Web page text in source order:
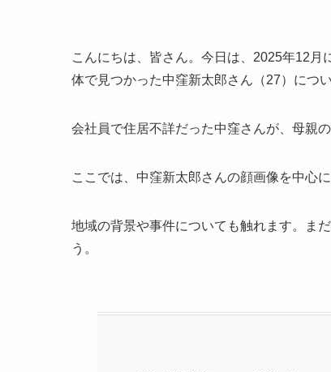
こんにちは、皆さん。今日は、2025年12
体で見つかった中窪新太郎さん（27）につ
会社員で住居不詳だった中窪さんが、母親
ここでは、中窪新太郎さんの顔画像を中心
地域の背景や事件についても触れます。ま
う。